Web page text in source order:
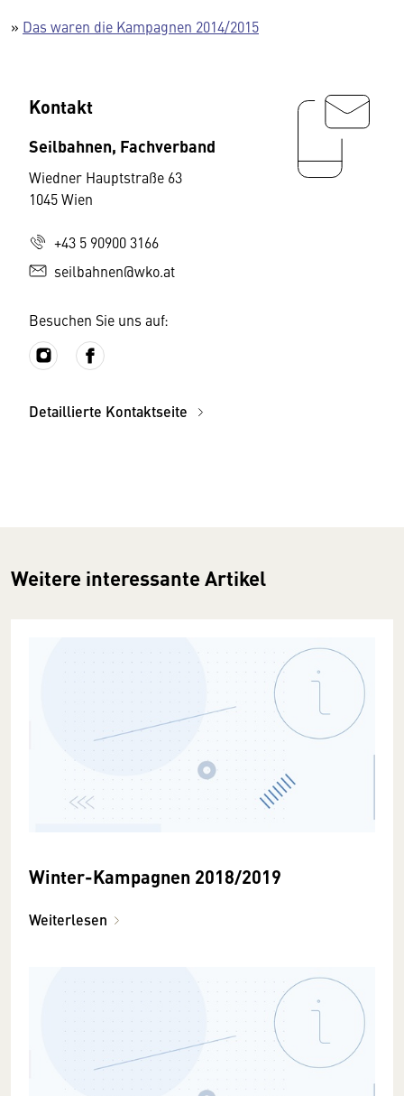
» Das waren die Kampagnen 2014/2015
Kontakt
Seilbahnen, Fachverband
Wiedner Hauptstraße 63
1045 Wien
+43 5 90900 3166
seilbahnen@wko.at
Besuchen Sie uns auf:
Detaillierte Kontaktseite
Weitere interessante Artikel
Winter-Kampagnen 2018/2019
Weiterlesen